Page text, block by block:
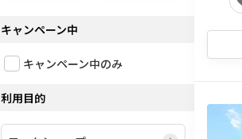
キャンペーン中
キャンペーン中のみ
利用目的